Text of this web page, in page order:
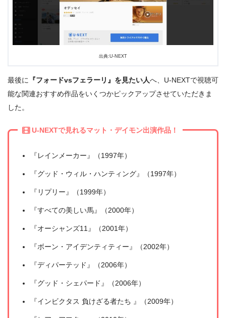
＼＼31日間無料!!お試し解約もOK／／
今すぐ無料でU-NEXTで見る
出典:U-NEXT
最後に 『フォードvsフェラーリ』を見たい人へ、U-NEXTで視聴可
能な関連おすすめ作品をいくつかピックアップさせていただきま
した。
U-NEXTで見れるマット・デイモン出演作品！
『レインメーカー』（1997年）
『グッド・ウィル・ハンティング』（1997年）
『リプリー』（1999年）
『すべての美しい馬』（2000年）
『オーシャンズ11』（2001年）
『ボーン・アイデンティティー』（2002年）
『ディパーテッド』（2006年）
『グッド・シェパード』（2006年）
『インビクタス 負けざる者たち 』（2009年）